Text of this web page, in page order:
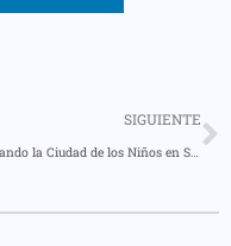
SIGUIENTE
Mejorando la Ciudad de los Niños en Shell